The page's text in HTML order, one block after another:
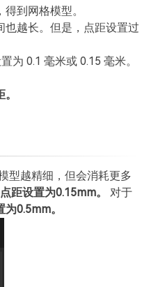
，得到网格模型。
越长。但是，点距设置过
为 0.1 毫米或 0.15 毫米。
型越精细，但会消耗更多
距设置为0.15mm。
对于
0.5mm。